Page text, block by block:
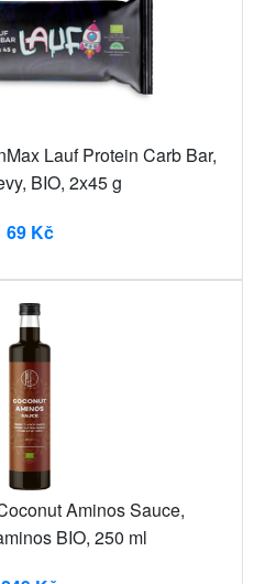
Lauf Protein Carb Bar,
BIO, 2x45 g
69 Kč
Aminos Sauce,
BIO, 250 ml